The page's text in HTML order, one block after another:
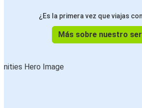
¿Es la primera vez que viajas
Más sobre nuestro